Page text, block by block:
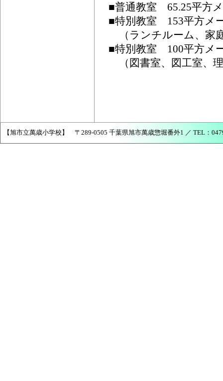
■普通教室 65.25平方
■特別教室 153平方メ
（ランチルーム、家
■特別教室 100平方メ
（図書室、図工室、
【旭市立萬歳小学校】 〒289-0505 千葉県旭市萬歳惣堀番外1 ／ TEL：